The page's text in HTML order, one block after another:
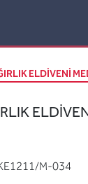
ELDİVENİ
M-034